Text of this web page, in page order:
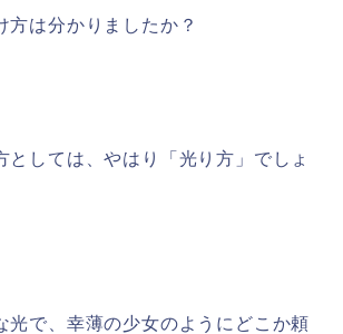
方は分かりましたか？
としては、やはり「光り方」でしょ
光で、幸薄の少女のようにどこか頼